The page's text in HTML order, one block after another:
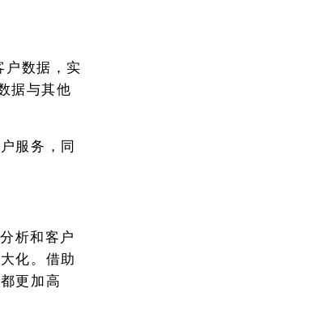
户数据，实
据与其他
服务，同
析和客户
化。借助
更加高